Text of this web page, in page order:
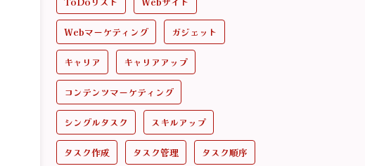
Webマーケティング ガジェット
キャリア キャリアアップ
コンテンツマーケティング
シングルタスク スキルアップ
タスク作成 タスク管理 タスク順序